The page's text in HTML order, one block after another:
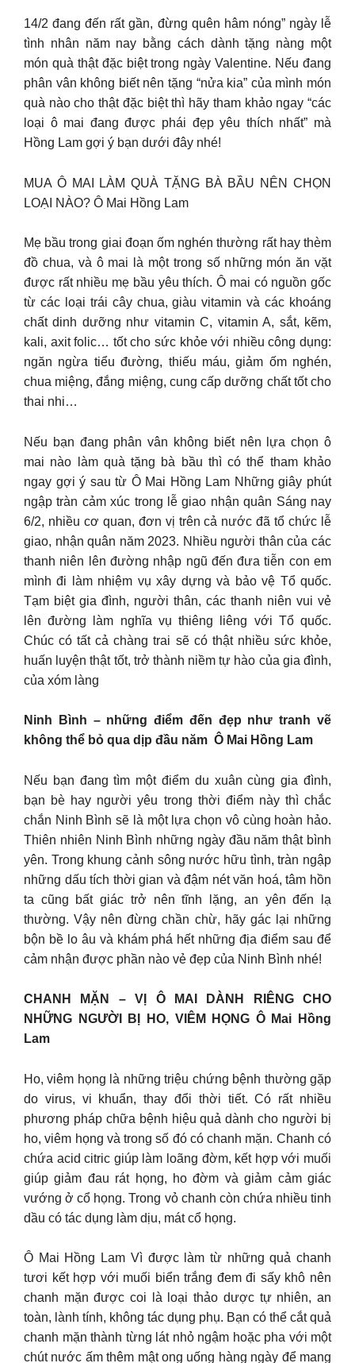
14/2 đang đến rất gần, đừng quên hâm nóng” ngày lễ
tình nhân năm nay bằng cách dành tặng nàng một
món quà thật đặc biệt trong ngày Valentine. Nếu đang
phân vân không biết nên tặng “nửa kia” của mình món
quà nào cho thật đặc biệt thì hãy tham khảo ngay “các
loại ô mai đang được phái đẹp yêu thích nhất” mà
Hồng Lam gợi ý bạn dưới đây nhé!
MUA Ô MAI LÀM QUÀ TẶNG BÀ BẦU NÊN CHỌN
LOẠI NÀO? Ô Mai Hồng Lam
Mẹ bầu trong giai đoạn ốm nghén thường rất hay thèm
đồ chua, và ô mai là một trong số những món ăn vặt
được rất nhiều mẹ bầu yêu thích. Ô mai có nguồn gốc
từ các loại trái cây chua, giàu vitamin và các khoáng
chất dinh dưỡng như vitamin C, vitamin A, sắt, kẽm,
kali, axit folic… tốt cho sức khỏe với nhiều công dụng:
ngăn ngừa tiểu đường, thiếu máu, giảm ốm nghén,
chua miệng, đắng miệng, cung cấp dưỡng chất tốt cho
thai nhi…
Nếu bạn đang phân vân không biết nên lựa chọn ô
mai nào làm quà tặng bà bầu thì có thể tham khảo
ngay gợi ý sau từ Ô Mai Hồng Lam Những giây phút
ngập tràn cảm xúc trong lễ giao nhận quân Sáng nay
6/2, nhiều cơ quan, đơn vị trên cả nước đã tổ chức lễ
giao, nhận quân năm 2023. Nhiều người thân của các
thanh niên lên đường nhập ngũ đến đưa tiễn con em
mình đi làm nhiệm vụ xây dựng và bảo vệ Tổ quốc.
Tạm biệt gia đình, người thân, các thanh niên vui vẻ
lên đường làm nghĩa vụ thiêng liêng với Tổ quốc.
Chúc có tất cả chàng trai sẽ có thật nhiều sức khỏe,
huấn luyện thật tốt, trở thành niềm tự hào của gia đình,
của xóm làng
Ninh Bình – những điểm đến đẹp như tranh vẽ
không thể bỏ qua dịp đầu năm Ô Mai Hồng Lam
Nếu bạn đang tìm một điểm du xuân cùng gia đình,
bạn bè hay người yêu trong thời điểm này thì chắc
chắn Ninh Bình sẽ là một lựa chọn vô cùng hoàn hảo.
Thiên nhiên Ninh Bình những ngày đầu năm thật bình
yên. Trong khung cảnh sông nước hữu tình, tràn ngập
những dấu tích thời gian và đậm nét văn hoá, tâm hồn
ta cũng bất giác trở nên tĩnh lặng, an yên đến lạ
thường. Vậy nên đừng chần chừ, hãy gác lại những
bộn bề lo âu và khám phá hết những địa điểm sau để
cảm nhận được phần nào vẻ đẹp của Ninh Bình nhé!
CHANH MẶN – VỊ Ô MAI DÀNH RIÊNG CHO
NHỮNG NGƯỜI BỊ HO, VIÊM HỌNG Ô Mai Hồng
Lam
Ho, viêm họng là những triệu chứng bệnh thường gặp
do virus, vi khuẩn, thay đổi thời tiết. Có rất nhiều
phương pháp chữa bệnh hiệu quả dành cho người bị
ho, viêm họng và trong số đó có chanh mặn. Chanh có
chứa acid citric giúp làm loãng đờm, kết hợp với muối
giúp giảm đau rát họng, ho đờm và giảm cảm giác
vướng ở cổ họng. Trong vỏ chanh còn chứa nhiều tinh
dầu có tác dụng làm dịu, mát cổ họng.
Ô Mai Hồng Lam Vì được làm từ những quả chanh
tươi kết hợp với muối biển trắng đem đi sấy khô nên
chanh mặn được coi là loại thảo dược tự nhiên, an
toàn, lành tính, không tác dụng phụ. Bạn có thể cắt quả
chanh mặn thành từng lát nhỏ ngậm hoặc pha với một
chút nước ấm thêm mật ong uống hàng ngày để mang